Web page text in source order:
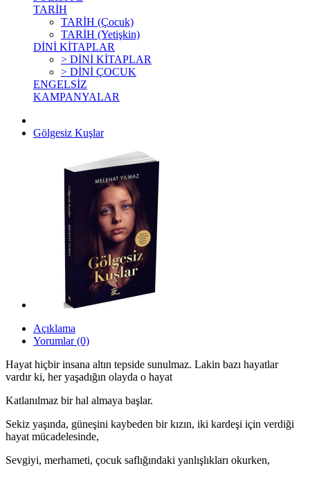
TARİH
TARİH (Çocuk)
TARİH (Yetişkin)
DİNİ KİTAPLAR
> DİNİ KİTAPLAR
> DİNİ ÇOCUK
ENGELSİZ
KAMPANYALAR
Gölgesiz Kuşlar
Açıklama
Yorumlar (0)
Hayat hiçbir insana altın tepside sunulmaz. Lakin bazı hayatlar
vardır ki, her yaşadığın olayda o hayat
Katlanılmaz bir hal almaya başlar.
Sekiz yaşında, güneşini kaybeden bir kızın, iki kardeşi için verdiği
hayat mücadelesinde,
Sevgiyi, merhameti, çocuk saflığındaki yanlışlıkları okurken,